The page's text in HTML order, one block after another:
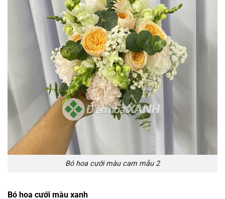
Bó hoa cưới màu cam mẫu 2
Bó hoa cưới màu xanh